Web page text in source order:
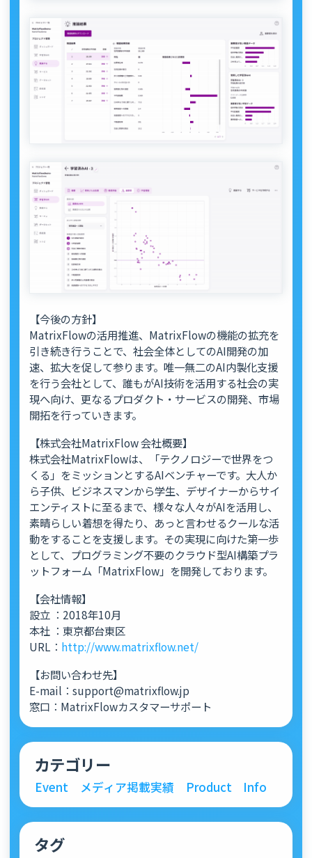
【今後の方針】
MatrixFlowの活用推進、MatrixFlowの機能の拡充を
引き続き行うことで、社会全体としてのAI開発の加
速、拡大を促して参ります。唯一無二のAI内製化支援
を行う会社として、誰もがAI技術を活用する社会の実
現へ向け、更なるプロダクト・サービスの開発、市場
開拓を行っていきます。
【株式会社MatrixFlow 会社概要】
株式会社MatrixFlowは、「テクノロジーで世界をつ
くる」をミッションとするAIベンチャーです。大人か
ら子供、ビジネスマンから学生、デザイナーからサイ
エンティストに至るまで、様々な人々がAIを活用し、
素晴らしい着想を得たり、あっと言わせるクールな活
動をすることを支援します。その実現に向けた第一歩
として、プログラミング不要のクラウド型AI構築プラ
ットフォーム「MatrixFlow」を開発しております。
【会社情報】
設立 ：2018年10月
本社 ：東京都台東区
URL： http://www.matrixflow.net/
【お問い合わせ先】
E-mail：support@matrixflow.jp
窓口：MatrixFlowカスタマーサポート
カテゴリー
Event メディア掲載実績 Product Info
タグ